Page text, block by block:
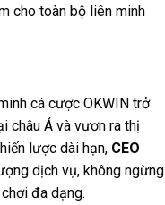
cho toàn bộ liên minh
cá cược OKWIN trở
châu Á và vươn ra thị
lược dài hạn, CEO
dịch vụ, không ngừng
đa dạng.